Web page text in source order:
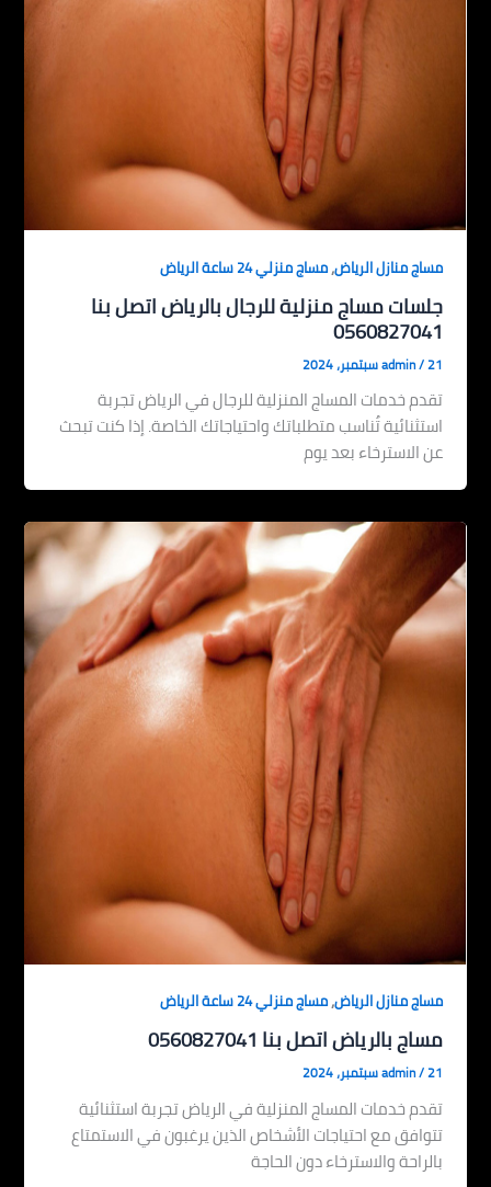
مساج منازل الرياض,مساج منزلي 24 ساعة الرياض
جلسات مساج منزلية للرجال بالرياض اتصل بنا
0560827041
admin/21 سبتمبر، 2024
تقدم خدمات المساج المنزلية للرجال في الرياض تجربة
استثنائية تُناسب متطلباتك واحتياجاتك الخاصة. إذا كنت تبحث
عن الاسترخاء بعد يوم
مساج منازل الرياض,مساج منزلي 24 ساعة الرياض
مساج بالرياض اتصل بنا 0560827041
admin/21 سبتمبر، 2024
تقدم خدمات المساج المنزلية في الرياض تجربة استثنائية
تتوافق مع احتياجات الأشخاص الذين يرغبون في الاستمتاع
بالراحة والاسترخاء دون الحاجة